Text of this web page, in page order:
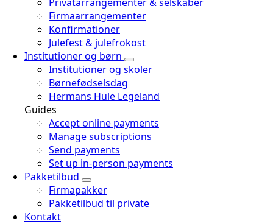
Firmaarrangementer
Konfirmationer
Julefest & julefrokost
Institutioner og børn
Institutioner og skoler
Børnefødselsdag
Hermans Hule Legeland
Guides
Accept online payments
Manage subscriptions
Send payments
Set up in-person payments
Pakketilbud
Firmapakker
Pakketilbud til private
Kontakt